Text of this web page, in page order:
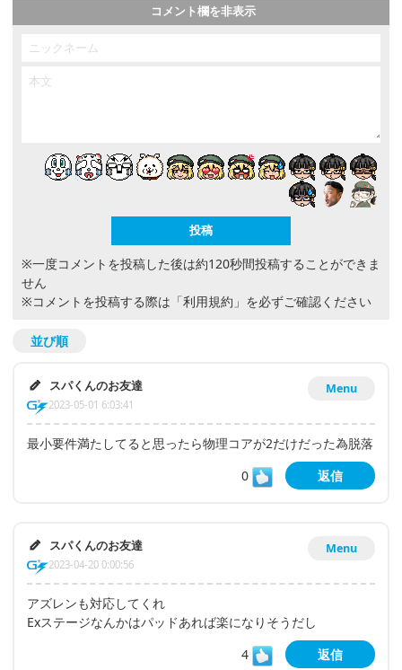
コメント欄を非表示
※一度コメントを投稿した後は約120秒間投稿することができま
せん
※コメントを投稿する際は 「利用規約」 を必ずご確認ください
並び順
Menu
スパくんのお友達
2023-05-01 6:03:41
最小要件満たしてると思ったら物理コアが2だけだった為脱落
0
返信
Menu
スパくんのお友達
2023-04-20 0:00:56
アズレンも対応してくれ
Exステージなんかはパッドあれば楽になりそうだし
4
返信